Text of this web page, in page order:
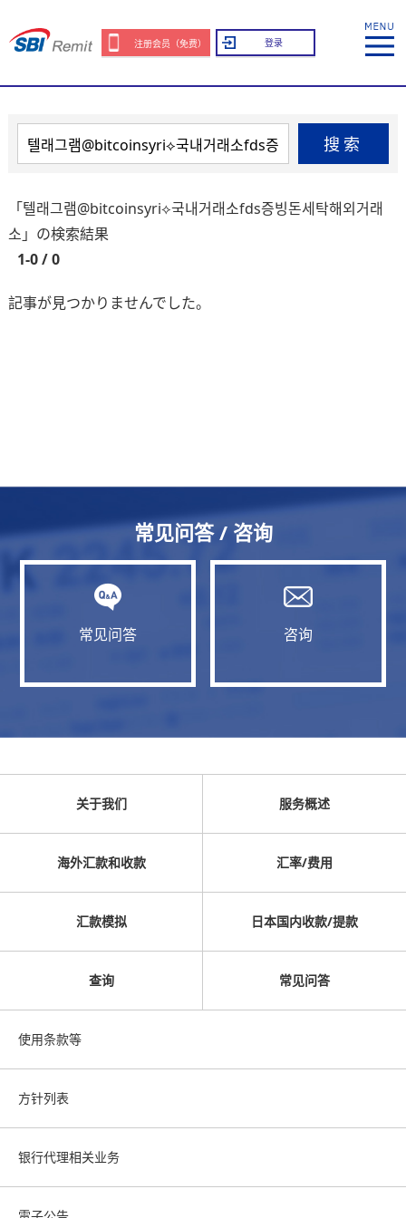
注册会员（免费） 登录
搜索
「텔래그램@bitcoinsyri⟡국내거래소fds증빙돈세탁해외거래
소」の検索結果
1-0 / 0
記事が見つかりませんでした。
常见问答 / 咨询
常见问答 咨询
关于我们 服务概述
海外汇款和收款 汇率/费用
汇款模拟 日本国内收款/提款
查询 常见问答
使用条款等
方针列表
银行代理相关业务